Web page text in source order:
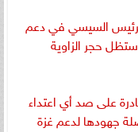
السيسي في دعم
حجر الزاوية
على صد أي اعتداء
جهودها لدعم غزة